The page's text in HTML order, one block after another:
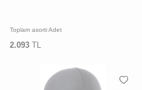
Toplam asorti Adet
2.093 TL